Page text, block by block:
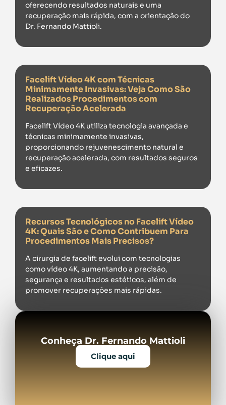
oferecendo resultados naturais e uma
recuperação mais rápida, com a orientação do
Dr. Fernando Mattioli.
Facelift Vídeo 4K com Técnicas
Minimamente Invasivas: Veja Como São
Realizados Procedimentos com
Recuperação Acelerada
Facelift Vídeo 4K utiliza tecnologia avançada e
técnicas minimamente invasivas,
proporcionando rejuvenescimento natural e
recuperação acelerada, com resultados seguros
e eficazes.
Recursos Tecnológicos no Facelift Vídeo
4K: Quais São e Como Contribuem Para
Procedimentos Mais Precisos?
A cirurgia de facelift evolui com tecnologias
como vídeo 4K, aumentando a precisão,
segurança e resultados estéticos, além de
promover recuperações mais rápidas.
Conheça Dr. Fernando Mattioli
Clique aqui